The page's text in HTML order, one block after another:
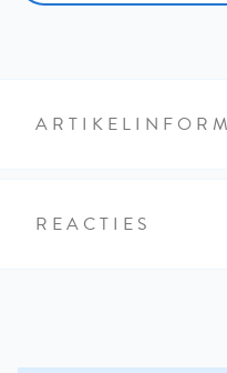
REACTIES